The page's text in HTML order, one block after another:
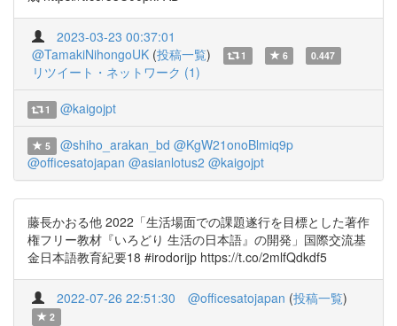
2023-03-23 00:37:01
@TamakiNihongoUK (投稿一覧) 1 6 0.447
リツイート・ネットワーク (1)
1 @kaigojpt
5 @shiho_arakan_bd @KgW21onoBlmiq9p
@officesatojapan @asianlotus2 @kaigojpt
藤長かおる他 2022「生活場面での課題遂行を目標とした著作
権フリー教材『いろどり 生活の日本語』の開発」国際交流基
金日本語教育紀要18 #irodorijp https://t.co/2mlfQdkdf5
2022-07-26 22:51:30 @officesatojapan (投稿一覧)
2